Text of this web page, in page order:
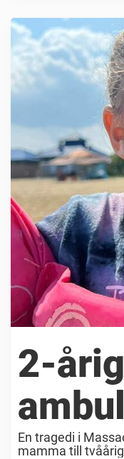
2-
En tragedi i
mamma till